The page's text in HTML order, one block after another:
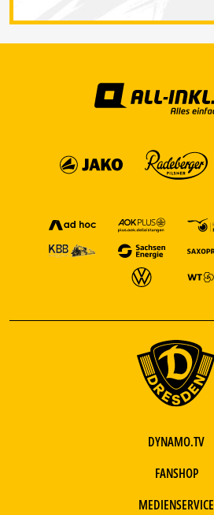
DYNAMO.TV
FANSHOP
MEDIENSERVICE